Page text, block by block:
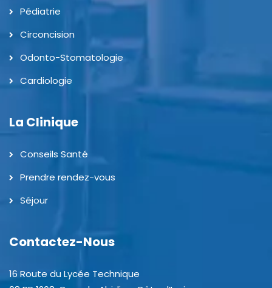
Pédiatrie
Circoncision
Odonto-Stomatologie
Cardiologie
La Clinique
Conseils Santé
Prendre rendez-vous
Séjour
Contactez-Nous
16 Route du Lycée Technique